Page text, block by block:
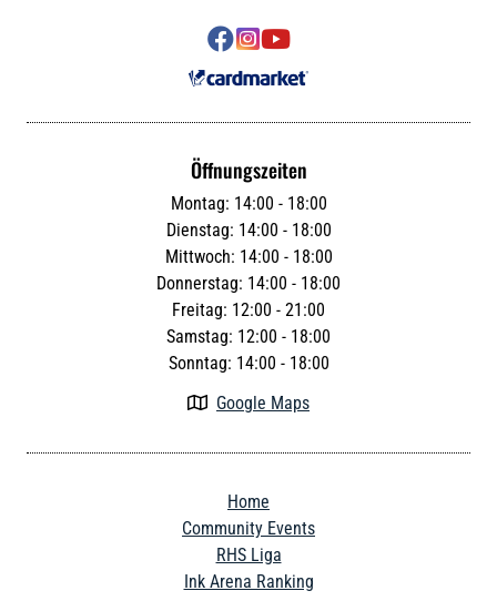

Öffnungszeiten
Montag: 14:00 - 18:00
Dienstag: 14:00 - 18:00
Mittwoch: 14:00 - 18:00
Donnerstag: 14:00 - 18:00
Freitag: 12:00 - 21:00
Samstag: 12:00 - 18:00
Sonntag: 14:00 - 18:00
 Google Maps
Home
Community Events
RHS Liga
Ink Arena Ranking